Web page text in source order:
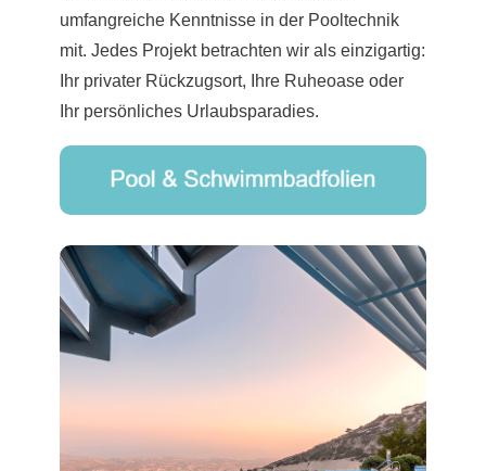
umfangreiche Kenntnisse in der Pooltechnik
mit. Jedes Projekt betrachten wir als einzigartig:
Ihr privater Rückzugsort, Ihre Ruheoase oder
Ihr persönliches Urlaubsparadies.